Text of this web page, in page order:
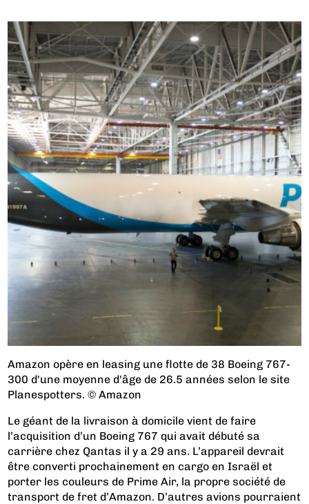
Amazon opère en leasing une flotte de 38 Boeing 767-
300 d'une moyenne d'âge de 26.5 années selon le site
Planespotters. © Amazon
Le géant de la livraison à domicile vient de faire
l’acquisition d’un Boeing 767 qui avait débuté sa
carrière chez Qantas il y a 29 ans. L’appareil devrait
être converti prochainement en cargo en Israël et
porter les couleurs de Prime Air, la propre société de
transport de fret d’Amazon. D’autres avions pourraient